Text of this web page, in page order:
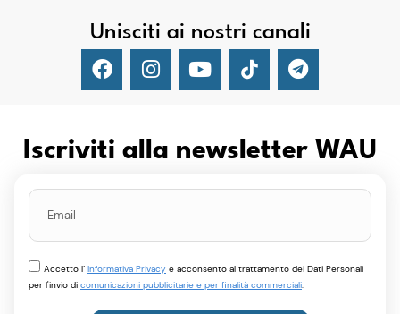
Unisciti ai nostri canali
Iscriviti alla newsletter WAU
Accetto l’ Informativa Privacy e acconsento al trattamento dei Dati Personali
per l'invio di comunicazioni pubblicitarie e per finalità commerciali.